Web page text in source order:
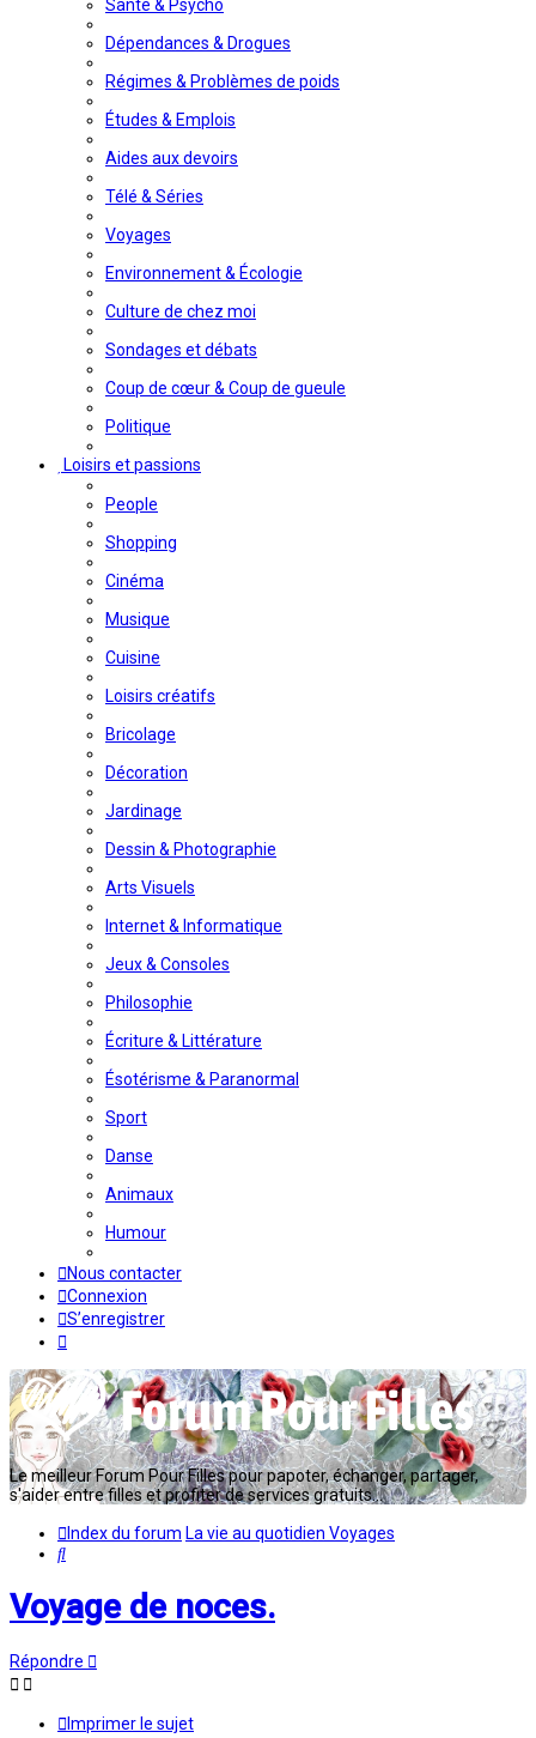
Santé & Psycho
Dépendances & Drogues
Régimes & Problèmes de poids
Études & Emplois
Aides aux devoirs
Télé & Séries
Voyages
Environnement & Écologie
Culture de chez moi
Sondages et débats
Coup de cœur & Coup de gueule
Politique
Loisirs et passions
People
Shopping
Cinéma
Musique
Cuisine
Loisirs créatifs
Bricolage
Décoration
Jardinage
Dessin & Photographie
Arts Visuels
Internet & Informatique
Jeux & Consoles
Philosophie
Écriture & Littérature
Ésotérisme & Paranormal
Sport
Danse
Animaux
Humour
Nous contacter
Connexion
S’enregistrer
Le meilleur Forum Pour Filles pour papoter, échanger, partager,
s'aider entre filles et profiter de services gratuits...
Index du forum La vie au quotidien Voyages
Rechercher
Voyage de noces.
Répondre
Imprimer le sujet